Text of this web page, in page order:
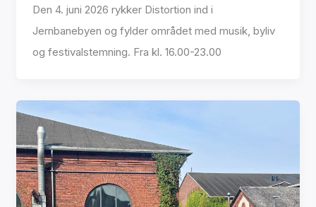
Den 4. juni 2026 rykker Distortion ind i
Jernbanebyen og fylder området med musik, byliv
og festivalstemning. Fra kl. 16.00-23.00